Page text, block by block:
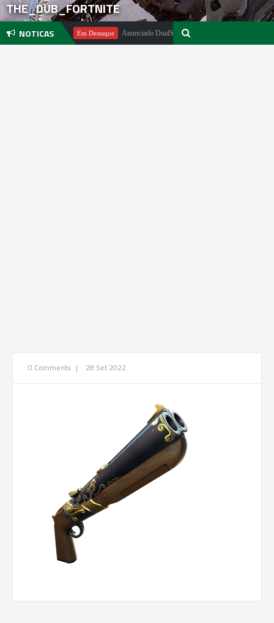
THE_DUB_FORTNITE
NOTICAS
Pachter Em Destaque Anunciado DualSense The Last of Us Limited Edition
0 Comments | 28 Set 2022